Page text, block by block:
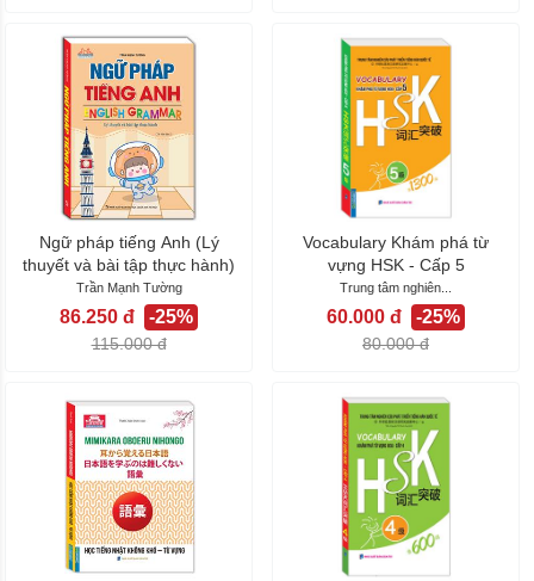
Ngữ pháp tiếng Anh (Lý
thuyết và bài tập thực hành)
Trần Mạnh Tường
86.250 đ -25%
115.000 đ
Vocabulary Khám phá từ
vựng HSK - Cấp 5
Trung tâm nghiên...
60.000 đ -25%
80.000 đ